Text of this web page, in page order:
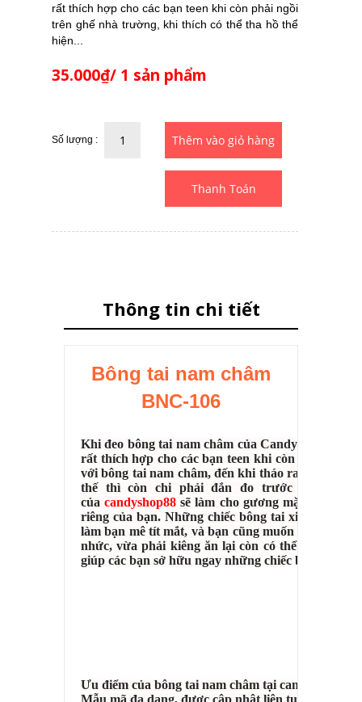
rất thích hợp cho các bạn teen khi còn phải ngồi
trên ghế nhà trường, khi thích có thể tha hồ thể
hiện...
35.000₫/ 1 sản phẩm
Số lượng :
Thanh Toán
Thông tin chi tiết
Bông tai nam châm
BNC-106
Khi đeo bông tai nam châm của Candyshop88
rất thích hợp cho các bạn teen khi còn phải ngồi
với bông tai nam châm, đến khi tháo ra lại trở
thế thì còn chi phải đắn đo trước bộ sản
củacandyshop88 sẽ làm cho gương mặt của bạn
riêng của bạn. Những chiếc bông tai xinh lung
làm bạn mê tít mắt, và bạn cũng muốn có một
nhức, vừa phải kiêng ăn lại còn có thể gây dị
giúp các bạn sở hữu ngay những chiếc bông tai
Ưu điểm của bông tai nam châm tại candyshop88:
Mẫu mã đa dạng, được cập nhật liên tục theo xu